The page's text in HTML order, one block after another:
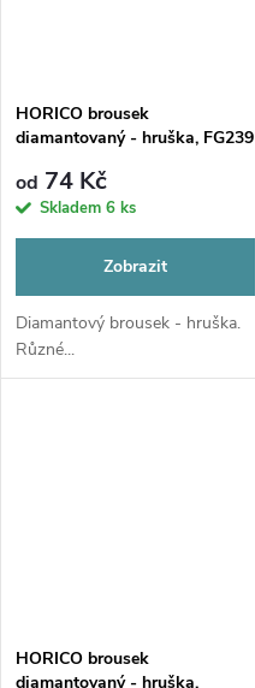
HORICO brousek
diamantovaný - hruška, FG239
od 74 Kč
Skladem 6 ks
Zobrazit
Diamantový brousek - hruška.
Různé...
HORICO brousek
diamantovaný - hruška,